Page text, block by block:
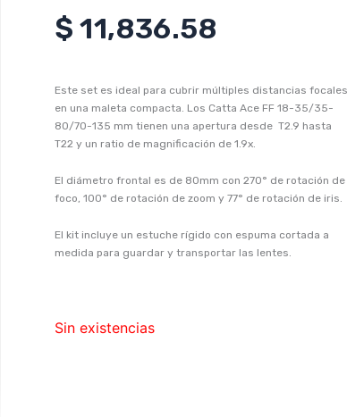
$ 11,836.58
Este set es ideal para cubrir múltiples distancias focales
en una maleta compacta. Los Catta Ace FF 18-35/35-
80/70-135 mm tienen una apertura desde T2.9 hasta
T22 y un ratio de magnificación de 1.9x.
El diámetro frontal es de 80mm con 270° de rotación de
foco, 100° de rotación de zoom y 77° de rotación de iris.
El kit incluye un estuche rígido con espuma cortada a
medida para guardar y transportar las lentes.
Sin existencias